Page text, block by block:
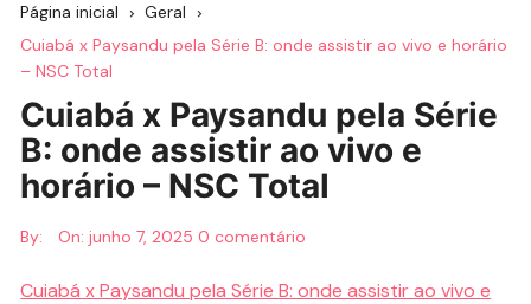
Página inicial
Geral
Cuiabá x Paysandu pela Série B: onde assistir ao vivo e horário
– NSC Total
Cuiabá x Paysandu pela Série
B: onde assistir ao vivo e
horário – NSC Total
By: On:junho 7, 2025 0 comentário
Cuiabá x Paysandu pela Série B: onde assistir ao vivo e